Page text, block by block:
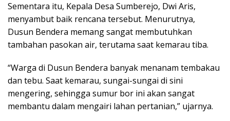
Sementara itu, Kepala Desa Sumberejo, Dwi Aris,
menyambut baik rencana tersebut. Menurutnya,
Dusun Bendera memang sangat membutuhkan
tambahan pasokan air, terutama saat kemarau tiba.
“Warga di Dusun Bendera banyak menanam tembakau
dan tebu. Saat kemarau, sungai-sungai di sini
mengering, sehingga sumur bor ini akan sangat
membantu dalam mengairi lahan pertanian,” ujarnya.